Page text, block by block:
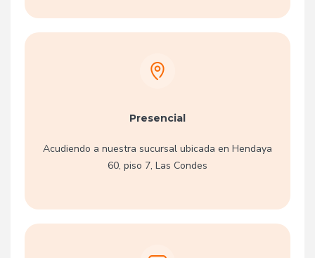
Presencial
Acudiendo a nuestra sucursal ubicada en Hendaya
60, piso 7, Las Condes